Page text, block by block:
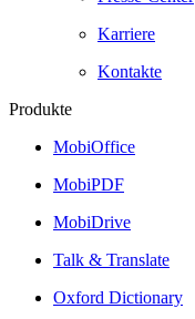
Karriere
Kontakte
Produkte
MobiOffice
MobiPDF
MobiDrive
Talk & Translate
Oxford Dictionary